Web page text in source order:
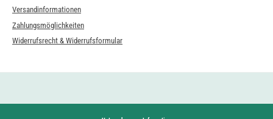
Versandinformationen
Zahlungsmöglichkeiten
Widerrufsrecht & Widerrufsformular